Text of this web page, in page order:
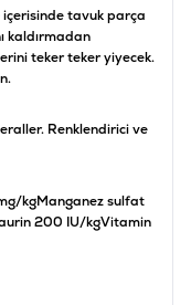
içerisinde tavuk parça
kaldırmadan
teker teker yiyecek.
Renklendirici ve
kgManganez sulfat
200 IU/kgVitamin